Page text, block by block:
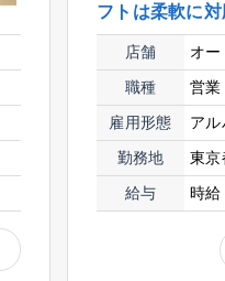
フトは柔軟に対
店舗
オ
職種
営業
雇用形態
アル
勤務地
東京
給与
時給